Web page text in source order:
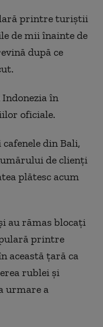
printre turiștii
de mii înainte de
după ce
în
oficiale.
din Bali,
de clienți
plătesc acum
au rămas blocați
printre
această țară ca
rublei și
urmare a